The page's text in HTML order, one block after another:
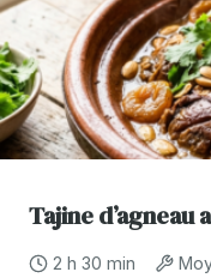
Tajine d’agneau
2 h 30 min